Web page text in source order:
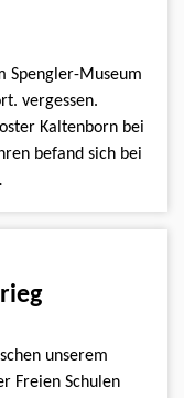
Spengler-Museum
vergessen.
Kaltenborn bei
befand sich bei
unserem
Freien Schulen